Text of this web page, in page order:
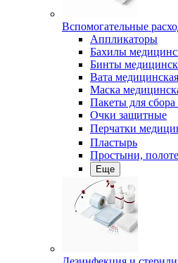
Вспомогательные
Аппликаторы
Бахилы
Бинты
Вата
Маска
Пакеты для
Очки защитные
Перчатки
Пластырь
Простыни,
Еще